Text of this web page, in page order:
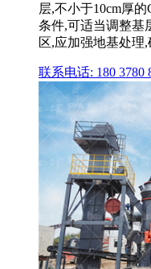
层,不小于10cm厚
条件,可适当调整基
区,应加强地基处理,
联系电话: 180 3780